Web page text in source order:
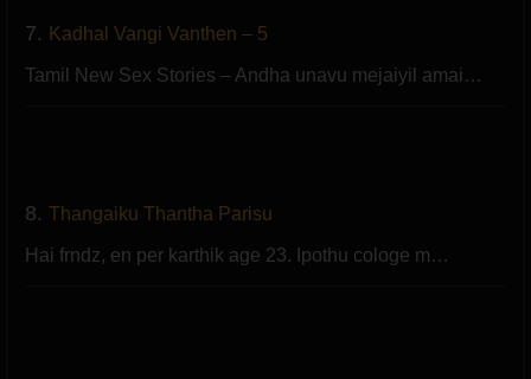
7. Kadhal Vangi Vanthen – 5
Tamil New Sex Stories – Andha unavu mejaiyil amai…
8. Thangaiku Thantha Parisu
Hai frndz, en per karthik age 23. Ipothu cologe m…